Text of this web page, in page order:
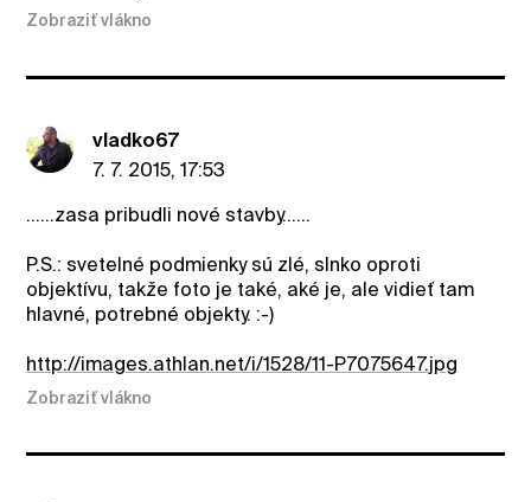
Zobraziť vlákno
vladko67
7. 7. 2015, 17:53
......zasa pribudli nové stavby......
P.S.: svetelné podmienky sú zlé, slnko oproti
objektívu, takže foto je také, aké je, ale vidieť tam
hlavné, potrebné objekty. :-)
http://images.athlan.net/i/1528/11-P7075647.jpg
Zobraziť vlákno